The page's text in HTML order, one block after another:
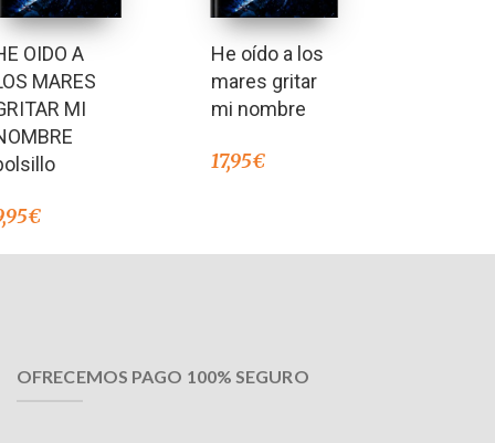
OIDO A
MARES
MI
€
He oído a los
mares gritar
mi nombre
17,95€
OFRECEMOS PAGO 100% SEGURO